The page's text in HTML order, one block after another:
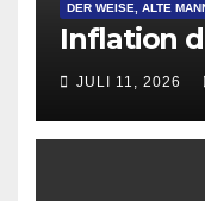
DER WEISE, ALTE
Inflation
JULI 11, 2026